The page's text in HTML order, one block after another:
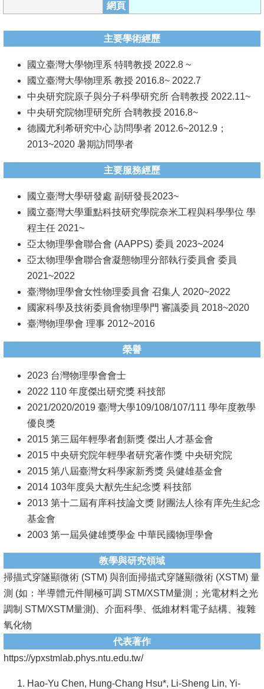
課
程
學
生
友
會
徵
才
回
首
覽
聯
絡
資
網頁
主要學術經歷
國立臺灣大學物理系 特聘教授 2022.8 ~
國立臺灣大學物理系 教授 2016.8~ 2022.7
中央研究院原子與分子科學研究所 合聘教授 2022.11~
中央研究院物理研究所 合聘教授 2016.8~
德國尤利希研究中心 訪問學者 2012.6~2012.9；
2013~2020 暑期訪問學者
主要服務經歷
國立臺灣大學研發處 副研發長2023~
國立臺灣大學重點科技研究學院奈米工程與科學學位 學
程主任 2021~
亞太物理學會聯合會 (AAPPS) 委員 2023~2024
亞太物理學會聯合會凝態物理分部執行委員會 委員
2021~2022
臺灣物理學會女性物理委員會 召集人 2020~2022
國家科學及技術委員會物理學門 審議委員 2018~2020
臺灣物理學會 理事 2012~2016
榮譽
2023 台灣物理學會會士
2022 110 年度傑出研究獎 科技部
2021/2020/2019 臺灣大學109/108/107/111 學年度教學
優良獎
2015 第三屆年輕學者創新獎 傑出人才基金會
2015 中央研究院年輕學者研究著作獎 中央研究院
2015 第八屆臺灣女科學家新秀獎 吳健雄基金會
2014 103年度吳大猷先生紀念獎 科技部
2013 第十二屆有庠科技論文獎 財團法人徐有庠先生紀念
基金會
2003 第一屆吳健雄獎學金 中華民國物理學會
教學與研究領域
掃描式穿隧顯微術 (STM) 與剖面掃描式穿隧顯微術 (XSTM) 量
測 (如：半導體元件閘極可調 STM/XSTM量測；光電材料之光
調制 STM/XSTM量測)、介面科學、低維材料電子結構、複雜
氧化物
代表著作
https://ypxstmlab.phys.ntu.edu.tw/
Hao-Yu Chen, Hung-Chang Hsu*, Li-Sheng Lin, Yi-